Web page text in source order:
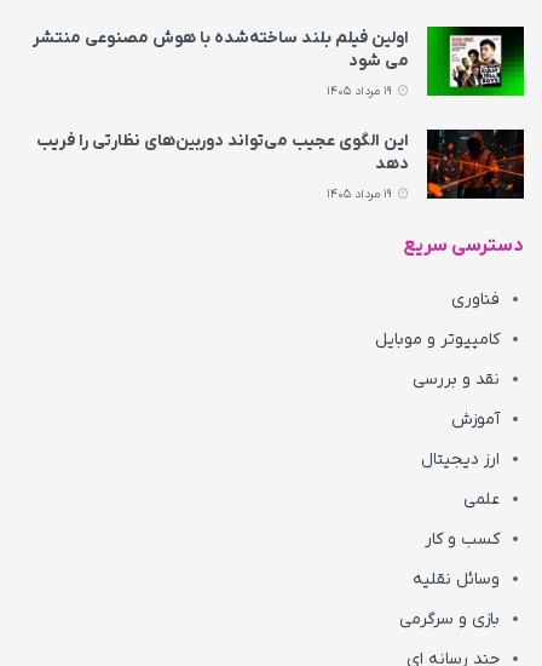
اولین فیلم بلند ساخته‌شده با هوش مصنوعی منتشر
می‌ شود
این الگوی عجیب می‌تواند دوربین‌های نظارتی را فریب
دهد
دسترسی سریع
فناوری
کامپیوتر و موبایل
نقد و بررسی
آموزش
ارز دیجیتال
علمی
کسب و کار
وسائل نقلیه
بازی و سرگرمی
چند رسانه ای